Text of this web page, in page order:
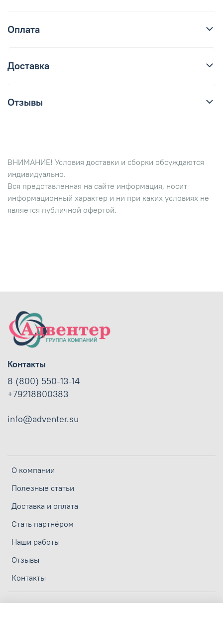
Оплата
Доставка
Отзывы
ВНИМАНИЕ! Условия доставки и сборки обсуждаются
индивидуально.
Вся представленная на сайте информация, носит
информационный характер и ни при каких условиях не
является публичной офертой.
О компании
Полезные статьи
Доставка и оплата
Стать партнёром
Наши работы
Отзывы
Контакты
Личный кабинет
Контакты
8 (800) 550-13-14
+79218800383
info@adventer.su